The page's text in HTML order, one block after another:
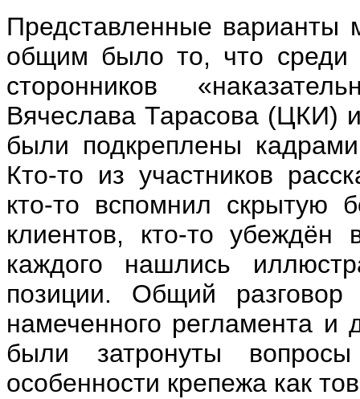
Представленные варианты
общим было то, что среди
сторонников
Вячеслава Тарасова (ЦКИ)
были подкреплены
Кто-то из участников
кто-то вспомнил скрытую
клиентов, кто-то
каждого нашлись
позиции. Общий
намеченного регламента
были затронуты
особенности крепежа как